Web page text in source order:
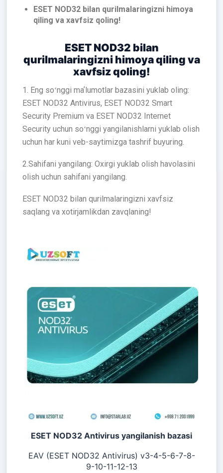
ESET NOD32 bilan qurilmalaringizni himoya
qiling va xavfsiz qoling!
ESET NOD32 bilan
qurilmalaringizni himoya qiling va
xavfsiz qoling!
1. Eng soʻnggi maʼlumotlar bazasini yuklab oling:
ESET NOD32 Antivirus, ESET NOD32 Smart
Security Premium va ESET NOD32 Internet
Security uchun soʻnggi yangilanishlarni yuklab olish
uchun har kuni veb-saytimizga tashrif buyuring.
2.Sahifani yangilang: Oxirgi yuklab olish havolasini
olish uchun sahifani yangilang.
ESET NOD32 bilan qurilmalaringizni xavfsiz
saqlang va xotirjamlikdan zavqlaning!
ESET NOD32 Antivirus yangilanish bazasi
EAV (ESET NOD32 Antivirus) v3-4-5-6-7-8-
9-10-11-12-13